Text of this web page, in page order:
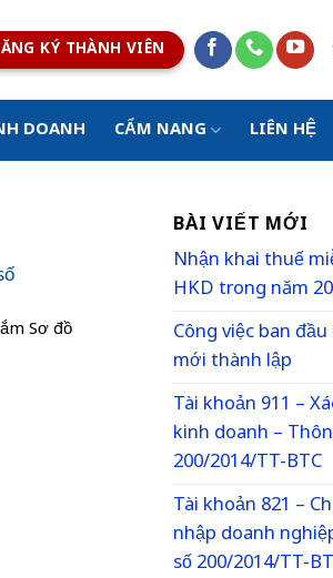
KÝ THÀNH VIÊN
DOANH CẨM NANG LIÊN HỆ
Sơ đồ
BÀI VIẾT MỚI
Nhận khai thuế
HKD trong năm
Công việc ban
mới thành lập
Tài khoản 911 –
kinh doanh –
200/2014/TT-BTC
Tài khoản 821 –
nhập doanh
số 200/2014/TT-